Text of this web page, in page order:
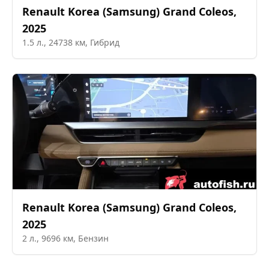
Renault Korea (Samsung) Grand Coleos,
2025
1.5 л., 24738 км, Гибрид
Renault Korea (Samsung) Grand Coleos,
2025
2 л., 9696 км, Бензин